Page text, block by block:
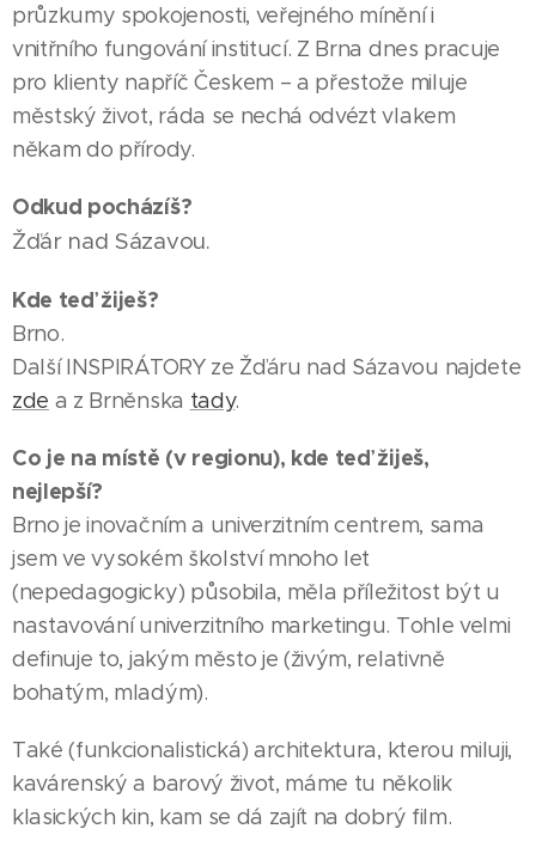
průzkumy spokojenosti, veřejného mínění i
vnitřního fungování institucí. Z Brna dnes pracuje
pro klienty napříč Českem – a přestože miluje
městský život, ráda se nechá odvézt vlakem
někam do přírody.
Odkud pocházíš?
Žďár nad Sázavou.
Kde teď žiješ?
Brno.
Další INSPIRÁTORY ze Žďáru nad Sázavou najdete
zde a z Brněnska tady.
Co je na místě (v regionu), kde teď žiješ,
nejlepší?
Brno je inovačním a univerzitním centrem, sama
jsem ve vysokém školství mnoho let
(nepedagogicky) působila, měla příležitost být u
nastavování univerzitního marketingu. Tohle velmi
definuje to, jakým město je (živým, relativně
bohatým, mladým).
Také (funkcionalistická) architektura, kterou miluji,
kavárenský a barový život, máme tu několik
klasických kin, kam se dá zajít na dobrý film.